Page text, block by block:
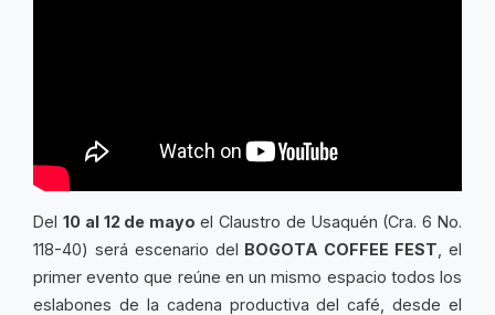
Del 10 al 12 de mayoel Claustro de Usaquén (Cra. 6 No.
118-40) será escenario del BOGOTA COFFEE FEST , el
primer evento que reúne en un mismo espacio todos los
eslabones de la cadena productiva del café, desde el